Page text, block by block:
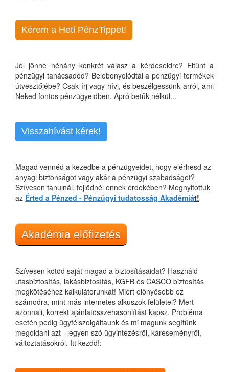
Kérem a Heti PénzTippet!
Jól jönne néhány konkrét válasz a kérdéseidre? Eltűnt a
pénzügyi tanácsadód? Belebonyolódtál a pénzügyi termékek
útvesztőjébe? Csak írj vagy hívj, és beszélgessünk arról, ami
Neked fontos pénzügyeidben. Apró betűk nélkül...
Visszahívást kérek!
Magad vennéd a kezedbe a pénzügyeidet, hogy elérhesd az
anyagi biztonságot vagy akár a pénzügyi szabadságot?
Szívesen tanulnál, fejlődnél ennek érdekében? Megnyitottuk
az Érted a Pénzed - Pénzügyi tudatosság Akadémiát!
Akadémia előfizetés
Szívesen kötöd saját magad a biztosításaidat? Használd
utasbiztosítás, lakásbiztosítás, KGFB és CASCO biztosítás
megkötéséhez kalkulátorunkat! Miért előnyösebb ez
számodra, mint más internetes alkuszok felületei? Mert
azonnali, korrekt ajánlatösszehasonlítást kapsz. Probléma
esetén pedig ügyfélszolgáltaunk és mi magunk segítünk
megoldani azt - legyen szó ügyintézésről, káreseményről,
változtatásokról. Itt kezdd!: